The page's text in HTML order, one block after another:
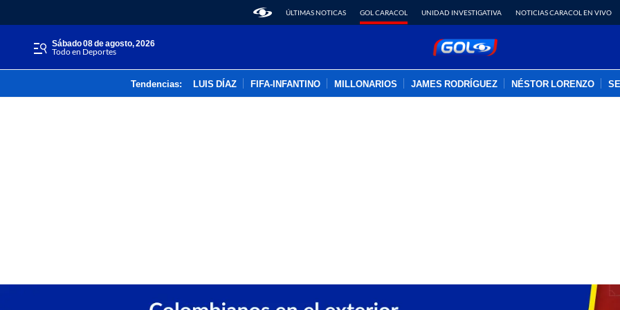
ÚLTIMAS NOTICAS GOL CARACOL UNIDAD INVESTIGATIVA NOTICIAS CARACOL EN VIVO
sábado 08 de agosto, 2026
Todo en Deportes
Tendencias: LUIS DÍAZ FIFA-INFANTINO MILLONARIOS JAMES RODRÍGUEZ NÉSTOR LORENZO